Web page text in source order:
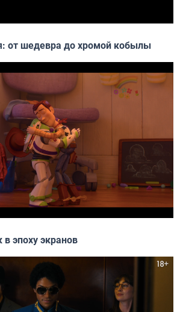
от шедевра до хромой кобылы
эпоху экранов